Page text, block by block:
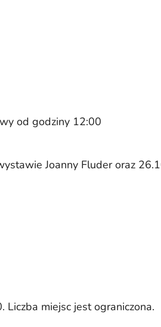
od godziny 12:00
Joanny Fluder oraz
miejsc jest ograniczona.